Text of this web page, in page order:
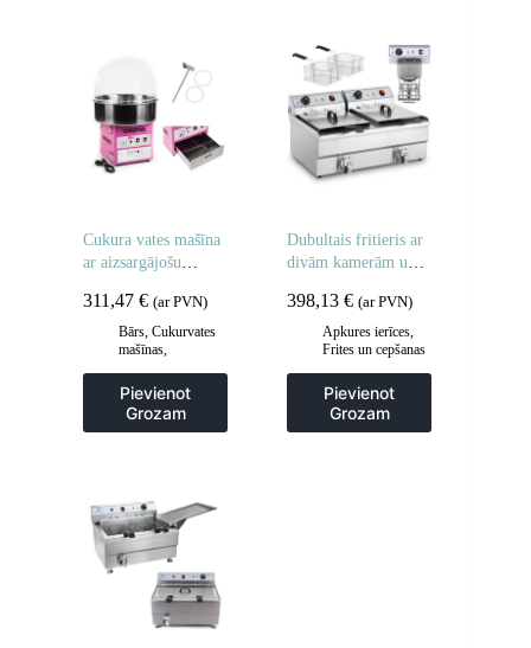
Cukura vates mašīna
ar aizsargājošu
311,47 € (ar PVN)
Bārs, Cukurvates
mašīnas,
Pievienot
Grozam
Dubultais fritieris ar
divām kamerām un
2x10L
398,13€ (ar PVN)
Apkures ierīces,
Frites un cepšanas
Gastronomija
Regulējamas
cepšanas iekārtas
Pievienot
Grozam